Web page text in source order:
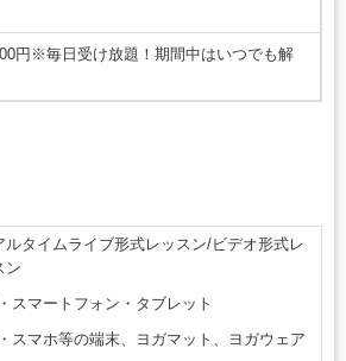
円※毎日受け放題！期間中はいつでも解
ルタイムライブ形式レッスン/ビデオ形式レ
ン
スマートフォン・タブレット
スマホ等の端末、ヨガマット、ヨガウェア